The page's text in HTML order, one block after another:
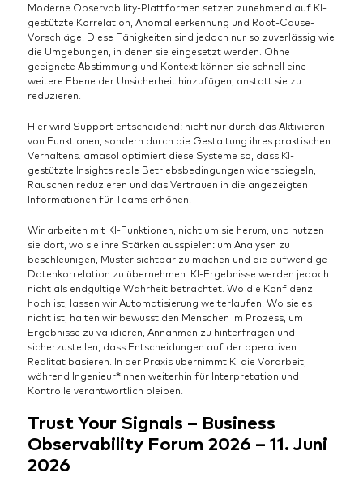
Moderne Observability-Plattformen setzen zunehmend auf KI-
gestützte Korrelation, Anomalieerkennung und Root-Cause-
Vorschläge. Diese Fähigkeiten sind jedoch nur so zuverlässig wie
die Umgebungen, in denen sie eingesetzt werden. Ohne
geeignete Abstimmung und Kontext können sie schnell eine
weitere Ebene der Unsicherheit hinzufügen, anstatt sie zu
reduzieren.
Hier wird Support entscheidend: nicht nur durch das Aktivieren
von Funktionen, sondern durch die Gestaltung ihres praktischen
Verhaltens. amasol optimiert diese Systeme so, dass KI-
gestützte Insights reale Betriebsbedingungen widerspiegeln,
Rauschen reduzieren und das Vertrauen in die angezeigten
Informationen für Teams erhöhen.
Wir arbeiten mit KI-Funktionen, nicht um sie herum, und nutzen
sie dort, wo sie ihre Stärken ausspielen: um Analysen zu
beschleunigen, Muster sichtbar zu machen und die aufwendige
Datenkorrelation zu übernehmen. KI-Ergebnisse werden jedoch
nicht als endgültige Wahrheit betrachtet. Wo die Konfidenz
hoch ist, lassen wir Automatisierung weiterlaufen. Wo sie es
nicht ist, halten wir bewusst den Menschen im Prozess, um
Ergebnisse zu validieren, Annahmen zu hinterfragen und
sicherzustellen, dass Entscheidungen auf der operativen
Realität basieren. In der Praxis übernimmt KI die Vorarbeit,
während Ingenieur*innen weiterhin für Interpretation und
Kontrolle verantwortlich bleiben.
Trust Your Signals – Business
Observability Forum 2026 – 11. Juni
2026